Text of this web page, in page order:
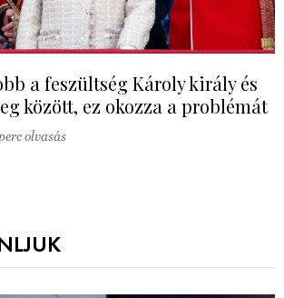
a feszültség Károly király és
között, ez okozza a problémát
olvasás